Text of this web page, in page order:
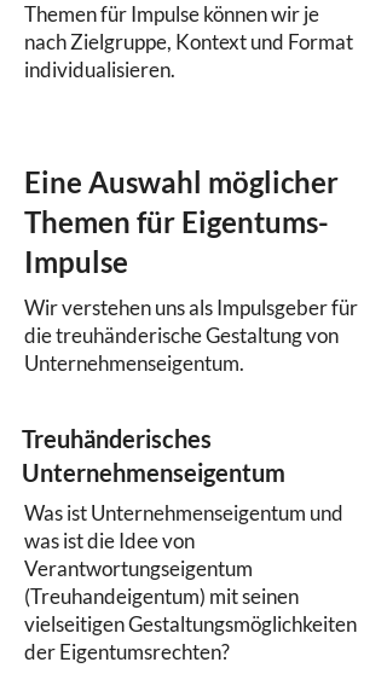
Themen für Impulse können wir je
nach Zielgruppe, Kontext und Format
individualisieren.
Eine Auswahl möglicher
Themen für Eigentums-
Impulse
Wir verstehen uns als Impulsgeber für
die treuhänderische Gestaltung von
Unternehmenseigentum.
Treuhänderisches
Unternehmenseigentum
Was ist Unternehmenseigentum und
was ist die Idee von
Verantwortungseigentum
(Treuhandeigentum) mit seinen
vielseitigen Gestaltungsmöglichkeiten
der Eigentumsrechten?